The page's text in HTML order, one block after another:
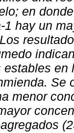
en
1 hay un
estables
Se
menor